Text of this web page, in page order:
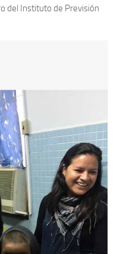
del Instituto de Previsión